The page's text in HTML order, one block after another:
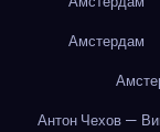
Амстердам
Антон Чехов —